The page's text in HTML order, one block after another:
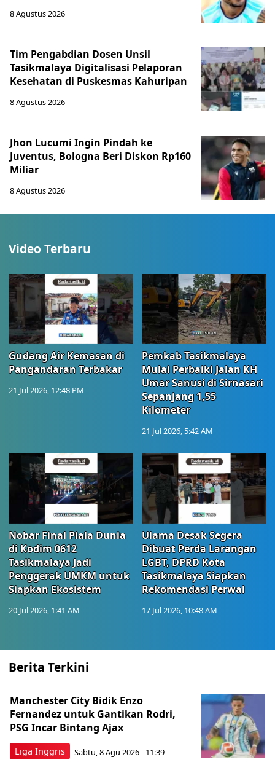
8 Agustus 2026
Tim Pengabdian Dosen Unsil
Tasikmalaya Digitalisasi Pelaporan
Kesehatan di Puskesmas Kahuripan
8 Agustus 2026
Jhon Lucumi Ingin Pindah ke
Juventus, Bologna Beri Diskon Rp160
Miliar
8 Agustus 2026
Video Terbaru
Gudang Air Kemasan di
Pangandaran Terbakar
21 Jul 2026, 12:48 PM
Pemkab Tasikmalaya
Mulai Perbaiki Jalan KH
Umar Sanusi di Sirnasari
Sepanjang 1,55
Kilometer
21 Jul 2026, 5:42 AM
Nobar Final Piala Dunia
di Kodim 0612
Tasikmalaya Jadi
Penggerak UMKM untuk
Siapkan Ekosistem
20 Jul 2026, 1:41 AM
Ulama Desak Segera
Dibuat Perda Larangan
LGBT, DPRD Kota
Tasikmalaya Siapkan
Rekomendasi Perwal
17 Jul 2026, 10:48 AM
Berita Terkini
Liga Inggris
Manchester City Bidik Enzo
Fernandez untuk Gantikan Rodri,
PSG Incar Bintang Ajax
Sabtu, 8 Agu 2026 - 11:39